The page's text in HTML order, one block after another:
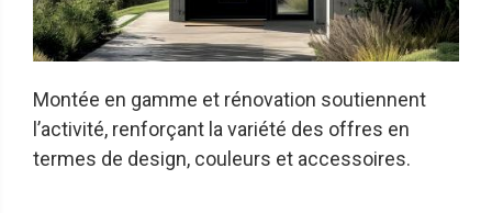
Montée en gamme et rénovation soutiennent
l’activité, renforçant la variété des offres en
termes de design, couleurs et accessoires.